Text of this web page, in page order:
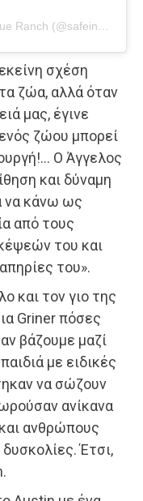
Ranch (@safeinaustinrescue) on
σχέση
ζώα, αλλά όταν
μας, έγινε
ζώου μπορεί
Ο Άγγελος
και δύναμη
να κάνω ως
από τους
του και
του».
και τον γιο της
Griner πόσες
βάζουμε μαζί
με ειδικές
να σώζουν
ανίκανα
ανθρώπους
Έτσι,